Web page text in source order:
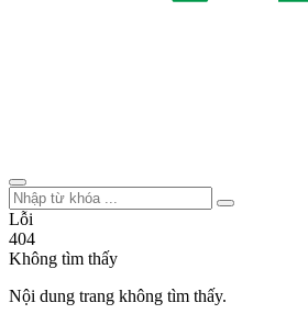
Lỗi
404
Không tìm thấy
Nội dung trang không tìm thấy.